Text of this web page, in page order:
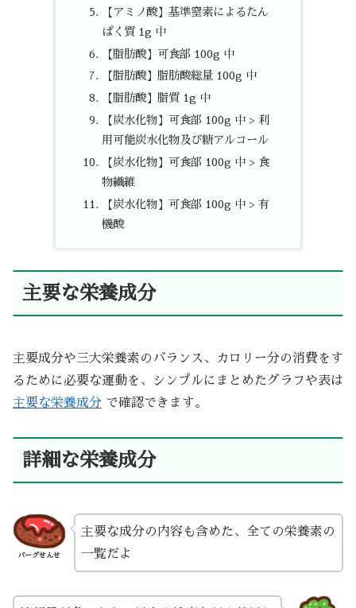
【アミノ酸】基準窒素によるたん
ぱく質 1g 中
【脂肪酸】可食部 100g 中
【脂肪酸】脂肪酸総量 100g 中
【脂肪酸】脂質 1g 中
【炭水化物】可食部 100g 中 > 利
用可能炭水化物及び糖アルコール
【炭水化物】可食部 100g 中 > 食
物繊維
【炭水化物】可食部 100g 中 > 有
機酸
主要な栄養成分
主要成分や三大栄養素のバランス、カロリー分の消費をす
るために必要な運動を、シンプルにまとめたグラフや表は
主要な栄養成分 で確認できます。
詳細な栄養成分
バーグせんせ
主要な成分の内容も含めた、全ての栄養素の
一覧だよ